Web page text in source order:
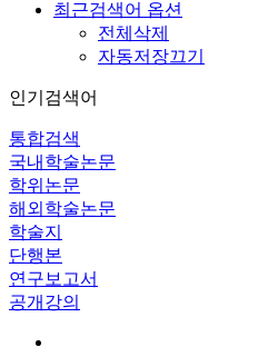
최근검색어 옵션
전체삭제
자동저장끄기
인기검색어
통합검색
국내학술논문
학위논문
해외학술논문
학술지
단행본
연구보고서
공개강의